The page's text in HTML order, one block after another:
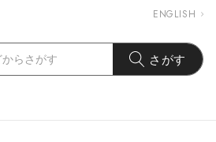
ENGLISH
さがす